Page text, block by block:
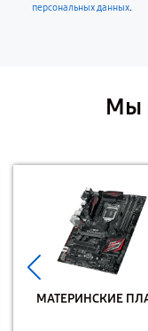
персональных данных.
Мы
МАТЕРИНСКИЕ